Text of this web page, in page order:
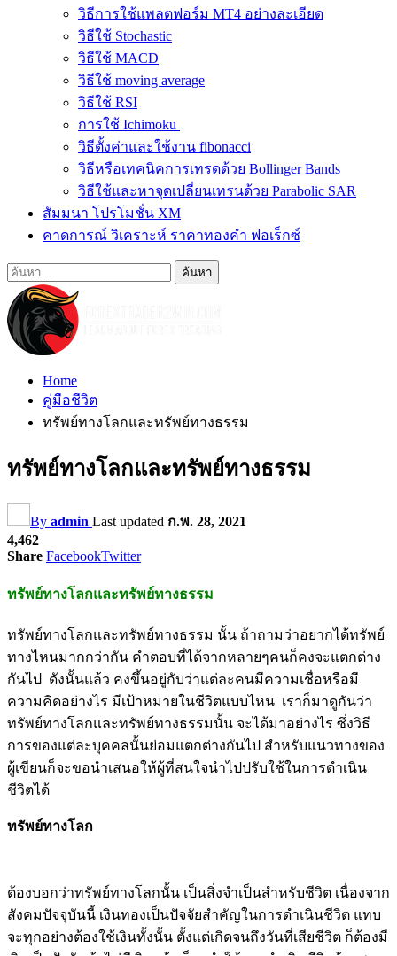
วิธีการใช้แพลตฟอร์ม MT4 อย่างละเอียด
วิธีใช้ Stochastic
วิธีใช้ MACD
วิธีใช้ moving average
วิธีใช้ RSI
การใช้ Ichimoku
วิธีตั้งค่าและใช้งาน fibonacci
วิธีหรือเทคนิคการเทรดด้วย Bollinger Bands
วิธีใช้และหาจุดเปลี่ยนเทรนด้วย Parabolic SAR
สัมมนา โปรโมชั่น XM
คาดการณ์ วิเคราะห์ ราคาทองคำ ฟอเร็กซ์
Home
คู่มือชีวิต
ทรัพย์ทางโลกและทรัพย์ทางธรรม
ทรัพย์ทางโลกและทรัพย์ทางธรรม
By admin Last updated ก.พ. 28, 2021
4,462
Share FacebookTwitter
ทรัพย์ทางโลกและทรัพย์ทางธรรม
ทรัพย์ทางโลกและทรัพย์ทางธรรม นั้น ถ้าถามว่าอยากได้ทรัพย์
ทางไหนมากกว่ากัน คำตอบที่ได้จากหลายๆคนก็คงจะแตกต่าง
กันไป ดังนั้นแล้ว คงขึ้นอยู่กับว่าแต่ละคนมีความเชื่อหรือมี
ความคิดอย่างไร มีเป้าหมายในชีวิตแบบไหน เราก็มาดูกันว่า
ทรัพย์ทางโลกและทรัพย์ทางธรรมนั้น จะได้มาอย่างไร ซึ่งวิธี
การของแต่ละบุคคลนั้นย่อมแตกต่างกันไป สำหรับแนวทางของ
ผู้เขียนก็จะขอนำเสนอให้ผู้ที่สนใจนำไปปรับใช้ในการดำเนิน
ชีวิตได้
ทรัพย์ทางโลก
ต้องบอกว่าทรัพย์ทางโลกนั้น เป็นสิ่งจำเป็นสำหรับชีวิต เนื่องจาก
สังคมปัจจุบันนี้ เงินทองเป็นปัจจัยสำคัญในการดำเนินชีวิต แทบ
จะทุกอย่างต้องใช้เงินทั้งนั้น ตั้งแต่เกิดจนถึงวันที่เสียชีวิต ก็ต้องมี